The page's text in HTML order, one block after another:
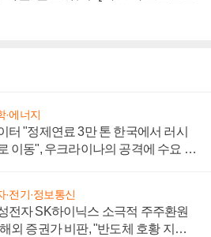
·에너지
터 "정제연료 3만 톤 한국에서 러시
이동", 우크라이나의 공격에 수요 늘
·전기·정보통신
전자 SK하이닉스 소극적 주주환원
외 증권가 비판, "반도체 호황 지속